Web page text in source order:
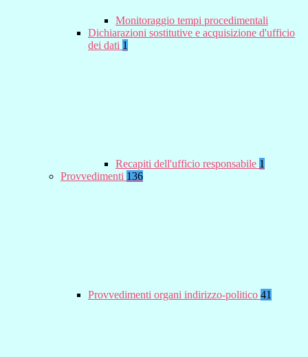
Monitoraggio tempi procedimentali
Dichiarazioni sostitutive e acquisizione d'ufficio
dei dati 1
Recapiti dell'ufficio responsabile 1
Provvedimenti 136
Provvedimenti organi indirizzo-politico 41